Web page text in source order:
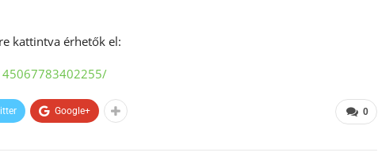
kattintva érhetők el:
0
Google+